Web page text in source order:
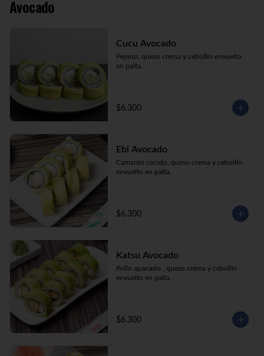
Avocado
Cucu Avocado
Pepino, queso crema y cebollín envuelto
en palta.
$6.300
Ebi Avocado
Camarón cocido, queso crema y cebollín
envuelto en palta.
$6.300
Katsu Avocado
Pollo apanado , queso crema y cebollín
envuelto en palta.
$6.300